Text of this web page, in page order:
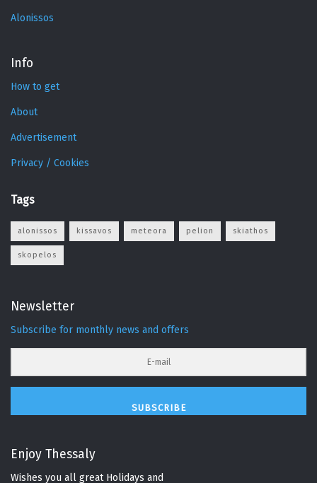
Alonissos
Info
How to get
About
Advertisement
Privacy / Cookies
Tags
alonissos kissavos meteora pelion skiathos
skopelos
Newsletter
Subscribe for monthly news and offers
SUBSCRIBE
Enjoy Thessaly
Wishes you all great Holidays and